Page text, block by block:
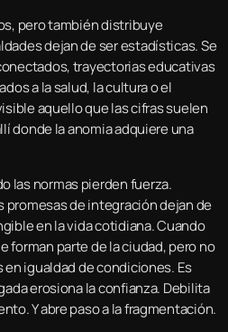
pero también distribuye
dejan de ser estadísticas. Se
trayectorias educativas
a la salud, la cultura o el
aquello que las cifras suelen
donde la anomia adquiere una
las normas pierden fuerza.
promesas de integración dejan de
en la vida cotidiana. Cuando
forman parte de la ciudad, pero no
igualdad de condiciones. Es
erosiona la confianza. Debilita
Y abre paso a la fragmentación.